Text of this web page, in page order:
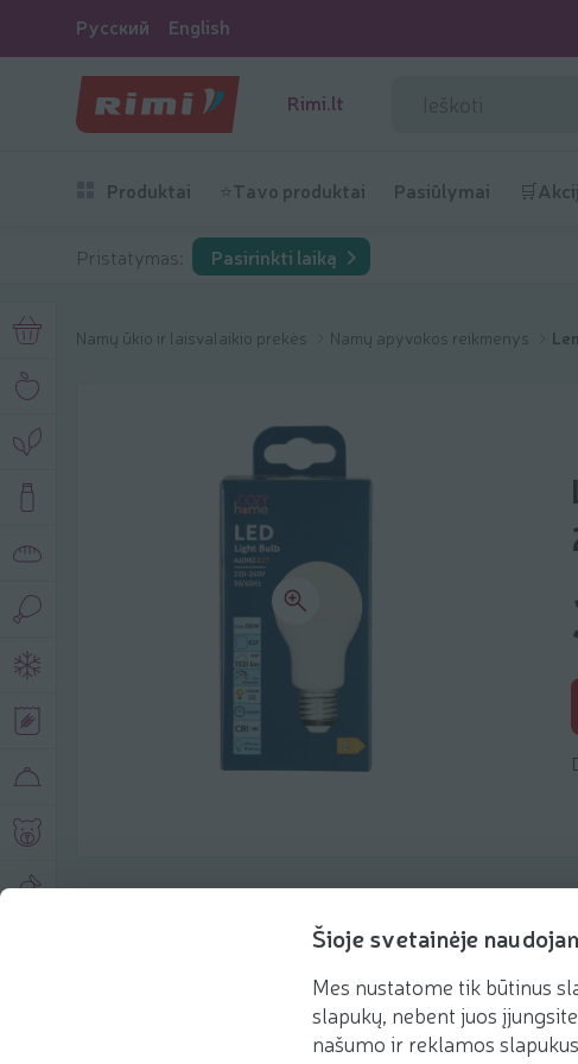
Šioje svetainėje
Mes nustatome tik būtinus
slapukų, nebent juos
našumo ir reklamos
Русский English
Rimi.lt
Produktai ⭐Tavo produktai Pasiūlymai
Pristatymas: Pasirinkti laiką
Namų ūkio ir laisvalaikio prekės Namų apyvokos reikmenys
Produkto aprašymas
Rekomenduojame